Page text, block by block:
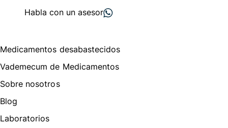
Habla con un asesor
Medicamentos desabastecidos
Vademecum de Medicamentos
Sobre nosotros
Blog
Laboratorios